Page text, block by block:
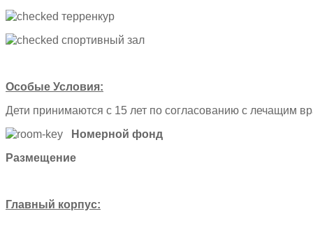
терренкур
спортивный зал
Особые Условия:
Дети принимаются с 15 лет по согласованию с лечащим
Номерной фонд
Размещение
Главный корпус: